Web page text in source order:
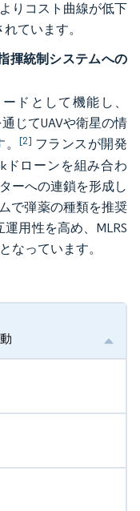
りコスト曲線が低下
ています。
揮統制システムへの
ドとして機能し、
じてUAVや衛星の情
。[2] フランスが開発
ドローンを組み合わ
ーへの連鎖を形成し
で弾薬の種類を推奨
用性を高め、MLRS
なっています。